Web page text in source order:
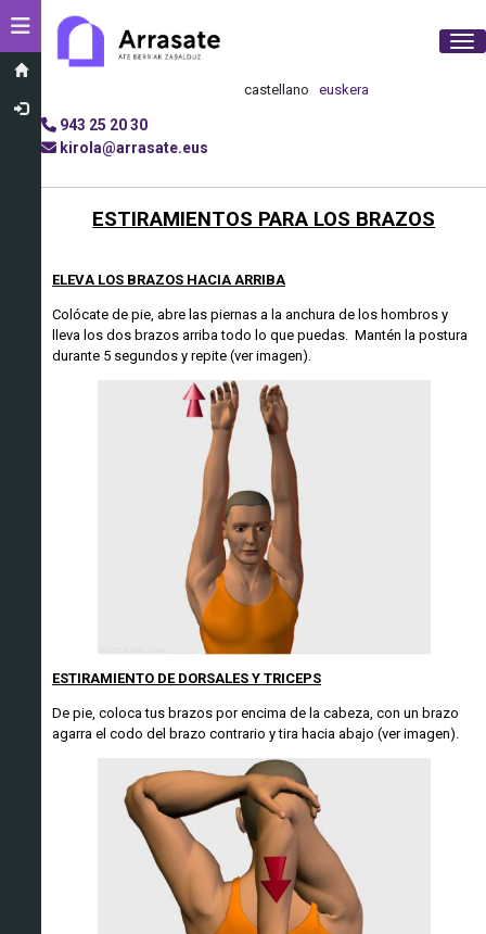
Toggle navigation
castellano euskera
943 25 20 30
kirola@arrasate.eus
ESTIRAMIENTOS PARA LOS BRAZOS
ELEVA LOS BRAZOS HACIA ARRIBA
Colócate de pie, abre las piernas a la anchura de los hombros y
lleva los dos brazos arriba todo lo que puedas. Mantén la postura
durante 5 segundos y repite (ver imagen).
ESTIRAMIENTO DE DORSALES Y TRICEPS
De pie, coloca tus brazos por encima de la cabeza, con un brazo
agarra el codo del brazo contrario y tira hacia abajo (ver imagen).